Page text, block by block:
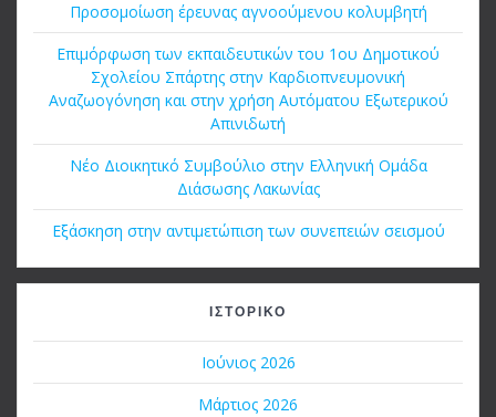
Προσομοίωση έρευνας αγνοούμενου κολυμβητή
Επιμόρφωση των εκπαιδευτικών του 1ου Δημοτικού
Σχολείου Σπάρτης στην Καρδιοπνευμονική
Αναζωογόνηση και στην χρήση Αυτόματου Εξωτερικού
Απινιδωτή
Νέο Διοικητικό Συμβούλιο στην Ελληνική Ομάδα
Διάσωσης Λακωνίας
Εξάσκηση στην αντιμετώπιση των συνεπειών σεισμού
ΙΣΤΟΡΙΚΌ
Ιούνιος 2026
Μάρτιος 2026